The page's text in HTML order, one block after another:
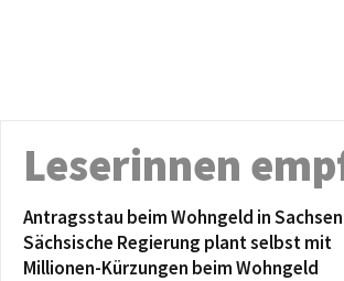
Leserinnen
Antragsstau beim Wohngeld in
Sächsische Regierung plant selbst mit
Millionen-Kürzungen beim Wohngeld